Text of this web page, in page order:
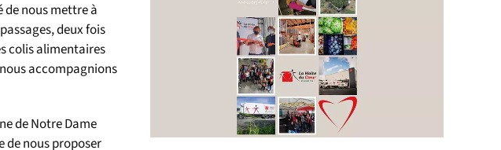
nous mettre à
deux fois
colis alimentaires
accompagnions
de Notre Dame
de nous proposer